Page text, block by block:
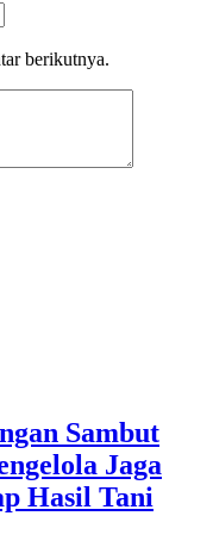
berikutnya.
Sambut
Jaga
Hasil Tani